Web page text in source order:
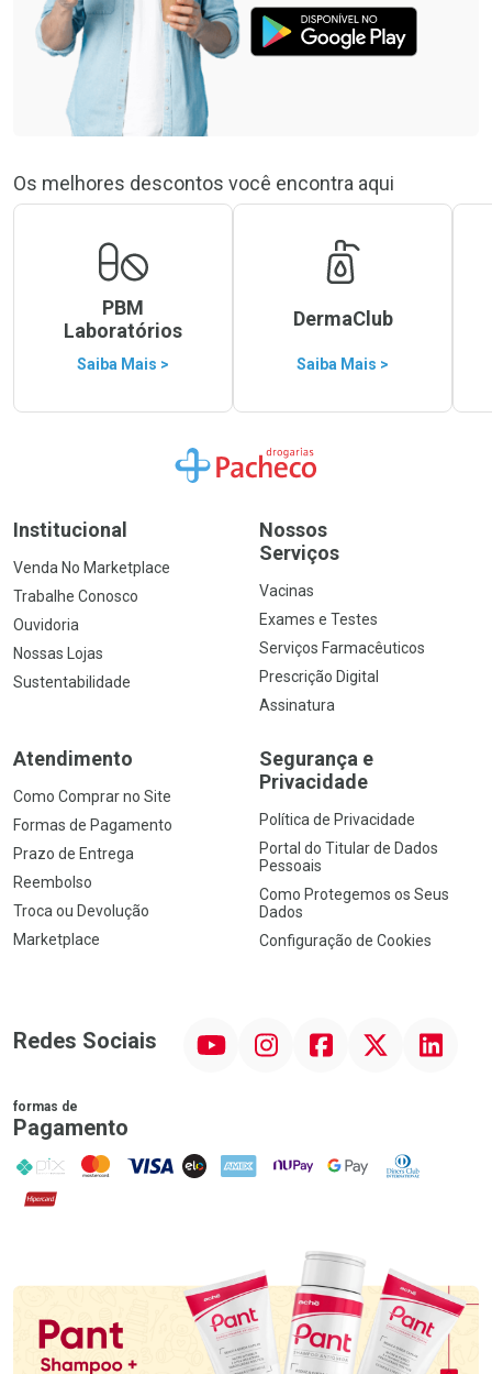
Os melhores descontos você encontra aqui
PBM
Laboratórios
Saiba Mais >
DermaClub
Saiba Mais >
Ir para a Home
Institucional
Venda No Marketplace
Trabalhe Conosco
Ouvidoria
Nossas Lojas
Sustentabilidade
Nossos
Serviços
Vacinas
Exames e Testes
Serviços Farmacêuticos
Prescrição Digital
Assinatura
Atendimento
Como Comprar no Site
Formas de Pagamento
Prazo de Entrega
Reembolso
Troca ou Devolução
Marketplace
Segurança e
Privacidade
Política de Privacidade
Portal do Titular de Dados
Pessoais
Como Protegemos os Seus
Dados
Configuração de Cookies
Redes Sociais InstagramFacebookTwitter Linkedin
formas de
Pagamento
PIX MasterCard
VISA ELO AMEX NuPay Google PayDiners Club
Hipercard